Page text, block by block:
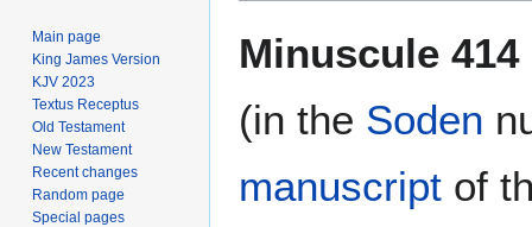
toto
Minuscule 414
(in the Soden
manuscript of
Main page
King James Version
KJV 2023
Textus Receptus
Old Testament
New Testament
Recent changes
Random page
Special pages